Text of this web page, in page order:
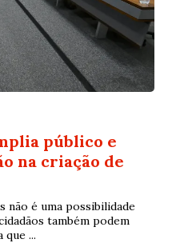
público e
na criação de
não é uma possibilidade
também podem
...